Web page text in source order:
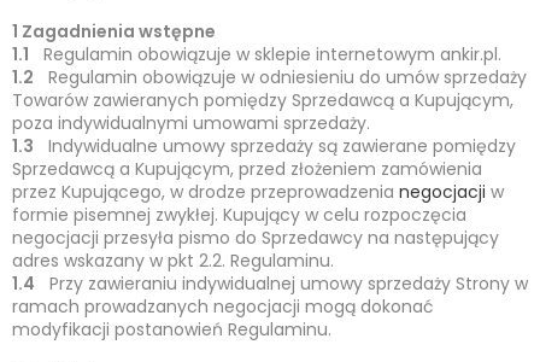
1 Zagadnienia wstępne
1.1 Regulamin obowiązuje w sklepie internetowym ankir.pl.
1.2 Regulamin obowiązuje w odniesieniu do umów sprzedaży
Towarów zawieranych pomiędzy Sprzedawcą a Kupującym,
poza indywidualnymi umowami sprzedaży.
1.3 Indywidualne umowy sprzedaży są zawierane pomiędzy
Sprzedawcą a Kupującym, przed złożeniem zamówienia
przez Kupującego, w drodze przeprowadzenia negocjacji w
formie pisemnej zwykłej. Kupujący w celu rozpoczęcia
negocjacji przesyła pismo do Sprzedawcy na następujący
adres wskazany w pkt 2.2. Regulaminu.
1.4 Przy zawieraniu indywidualnej umowy sprzedaży Strony w
ramach prowadzanych negocjacji mogą dokonać
modyfikacji postanowień Regulaminu.